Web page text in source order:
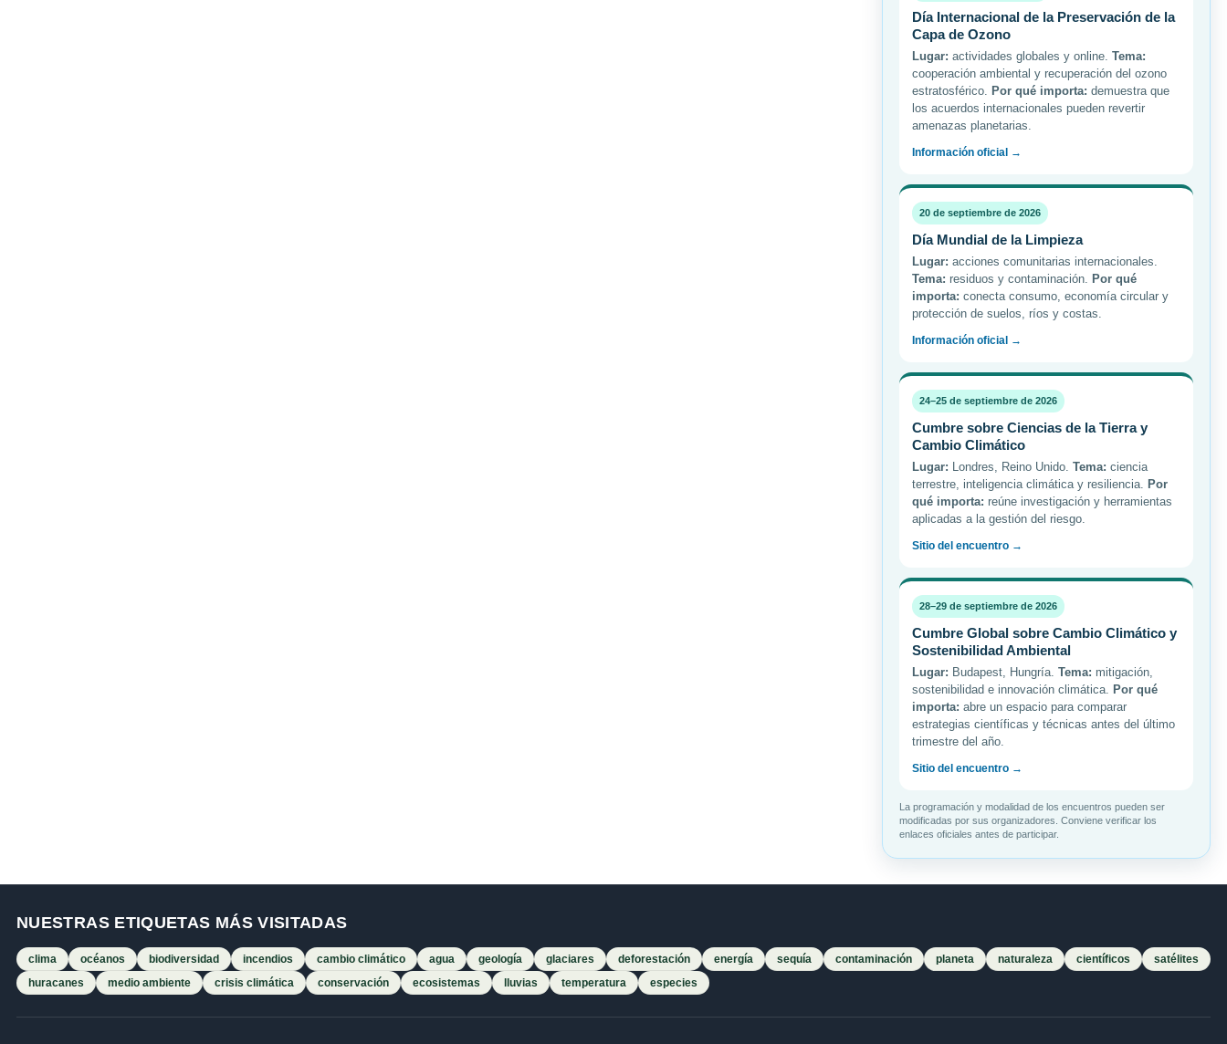
Día Internacional de la Preservación de la
Capa de Ozono
Lugar: actividades globales y online. Tema:
cooperación ambiental y recuperación del ozono
estratosférico. Por qué importa: demuestra que
los acuerdos internacionales pueden revertir
amenazas planetarias.
Información oficial →
20 de septiembre de 2026
Día Mundial de la Limpieza
Lugar: acciones comunitarias internacionales.
Tema: residuos y contaminación. Por qué
importa: conecta consumo, economía circular y
protección de suelos, ríos y costas.
Información oficial →
24–25 de septiembre de 2026
Cumbre sobre Ciencias de la Tierra y
Cambio Climático
Lugar: Londres, Reino Unido. Tema: ciencia
terrestre, inteligencia climática y resiliencia. Por
qué importa: reúne investigación y herramientas
aplicadas a la gestión del riesgo.
Sitio del encuentro →
28–29 de septiembre de 2026
Cumbre Global sobre Cambio Climático y
Sostenibilidad Ambiental
Lugar: Budapest, Hungría. Tema: mitigación,
sostenibilidad e innovación climática. Por qué
importa: abre un espacio para comparar
estrategias científicas y técnicas antes del último
trimestre del año.
Sitio del encuentro →
La programación y modalidad de los encuentros pueden ser
modificadas por sus organizadores. Conviene verificar los
enlaces oficiales antes de participar.
NUESTRAS ETIQUETAS MÁS VISITADAS
clima océanos biodiversidad incendios cambio climático agua geología glaciares deforestación energía sequía contaminación planeta naturaleza científicos
satélites
huracanes
medio ambiente crisis climática conservación ecosistemas lluvias temperatura especies